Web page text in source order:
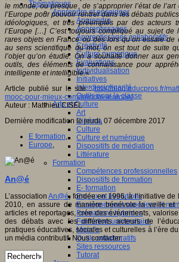
Thématiques
Apprendre et enseigner
Apprendre
Apprentissages
Apprentissages collaboratifs
Créativité
Culture numérique
Evaluations
Individualisation
Initiatives
Interdisciplinarité
Outils pour la classe
Arts et Culture
Art
Cinéma
Culture
Culture et numérique
Dispositifs de médiation
Littérature
Formation
Compétences professionnelles
Dispositifs de formation
E- formation
Enjeux et évolutions
Enseignement supérieur et
Formations hybrides
Formation universitaire
Mooc’s
Outils collaboratifs
Sites ressources
Tutorat
le monde, ou presque, de s’approprier l’état de
l’Europe pour pouvoir rentrer dans les débats
idéologiques, et très préemptés par des acteurs
l’Europe […] C’est toujours compliqué au sujet de
rares objets en France où dès lors qu’on essaie de
au sens scientifique du mot, on est tout de suite
l’objet qu’on étudie. On a souhaité donner aux
outils, des éléments de connaissance pour
intelligente et intelligible.«
Article publié sur le site :http://blog.educpros.fr/
mooc-pour-mieux-comprendre-leurope/
Auteur : Matthieu CISEL
Dernière modification le jeudi, 07 décembre 2017
E formation,
Europe,
An@é
L’associationAn@é, fondée en 1996, à l’initiative de
2010, en assure de manière bénévole la veille et
articles et reportages, crée des événements,
des débats avec les différents acteurs de
pratiques éducatives, sociales et culturelles à l’ère
un média contributif. Nous contacter.